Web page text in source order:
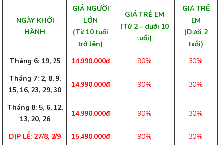
NGÀY KHỞI
HÀNH
GIÁ NGƯỜI
LỚN
(Từ 10 tuổi
trở lên)
GIÁ TRẺ EM
(Từ 2 – dưới 10
tuổi)
GIÁ TRẺ
EM
(Dưới 2
tuổi)
Tháng 6: 19, 25
14.990.000đ 90%
30%
Tháng 7: 2, 8, 9,
15, 16, 23, 29, 30
14.990.000đ 90% 30%
Tháng 8: 5, 6, 12,
13, 20, 26
14.990.000đ 90% 30%
DỊP LỄ: 27/8, 2/9 15.490.000đ 90%
30%